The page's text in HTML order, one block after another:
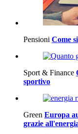
Pensioni Come
Sport & Finance
sportivo
Green Europa
grazie